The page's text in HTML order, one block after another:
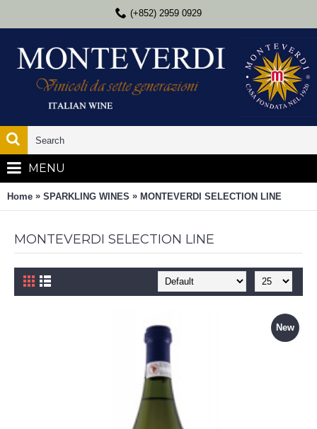
(+852) 2959 0929
MENU
Home » SPARKLING WINES » MONTEVERDI SELECTION LINE
MONTEVERDI SELECTION LINE
New